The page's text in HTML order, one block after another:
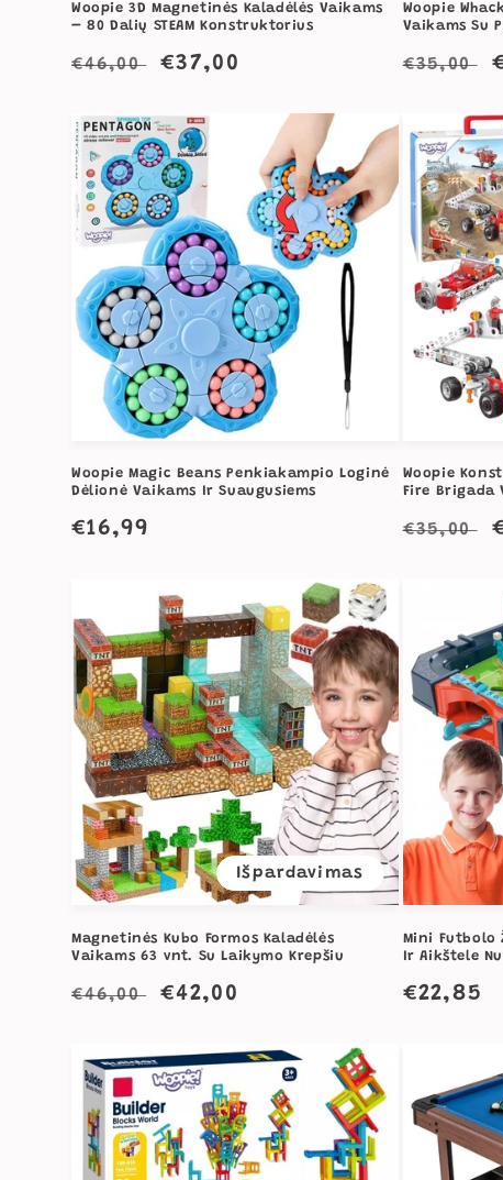
Woopie 3D Magnetinės Kaladėlės Vaikams
– 80 Dalių STEAM Konstruktorius
Įprasta
€46,00
Išpardavimo
€37,00
Woopie
Vaikams Su
Įprasta
€35,00
Woopie Magic Beans Penkiakampio Loginė
Dėlionė Vaikams Ir Suaugusiems
Įprasta
€16,99
Woopie
Fire Brigada
Įprasta
€35,00
Išpardavimas
Magnetinės Kubo Formos Kaladėlės
Vaikams 63 vnt. Su Laikymo Krepšiu
Įprasta
€46,00
Išpardavimo
€42,00
Mini Futbolo
Ir Aikštele
Įprasta
€22,85